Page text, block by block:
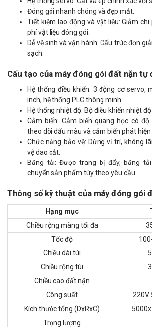
Đóng gói nhanh chóng và đẹp mắt.
Tiết kiệm lao động và vật liệu: Giảm
phí vật liệu đóng gói.
Dễ vệ sinh và vận hành: Cấu trúc đơn
sạch.
Cấu tạo của máy đóng gói đất nặn tự
Hệ thống điều khiển: 3 động cơ servo,
inch, hệ thống PLC thông minh.
Hệ thống nhiệt độ: Bộ điều khiển nhiệt độ
Cảm biến: Cảm biến quang học có độ
theo dõi dấu màu và cảm biến phát hiện
Chức năng bảo vệ: Dừng vị trí, không
vệ dao cắt.
Băng tải: Được trang bị đẩy, băng
chuyển sản phẩm tùy theo yêu cầu.
Thông số kỹ thuật của máy đóng gói
Hạng mục
Chiều rộng màng tối đa
Tốc độ
Chiều dài túi
Chiều rộng túi
Chiều cao đất nặn
Công suất
220V
Kích thước tổng (DxRxC)
Trọng lượng